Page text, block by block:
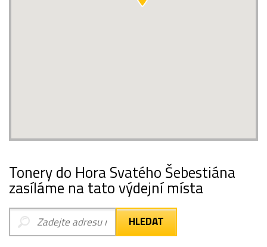
Tonery do Hora Svatého Šebestiána
zasíláme na tato výdejní místa